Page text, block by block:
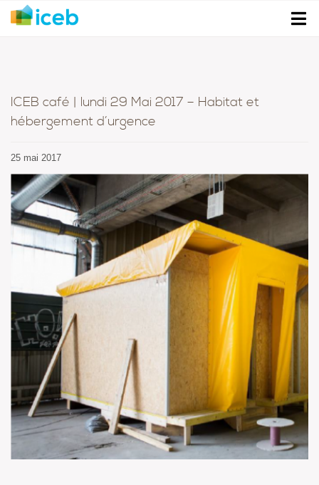
ICEB café | lundi 29 Mai 2017 – Habitat et
hébergement d’urgence
25 mai 2017